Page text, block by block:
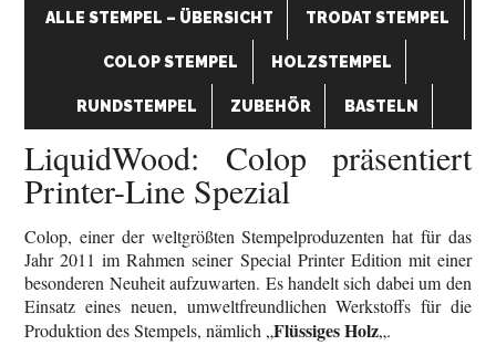
ALLE STEMPEL – ÜBERSICHT TRODAT STEMPEL
COLOP STEMPEL HOLZSTEMPEL
RUNDSTEMPEL ZUBEHÖR BASTELN
LiquidWood: Colop präsentiert
Printer-Line Spezial
Colop, einer der weltgrößten Stempelproduzenten hat für das
Jahr 2011 im Rahmen seiner Special Printer Edition mit einer
besonderen Neuheit aufzuwarten. Es handelt sich dabei um den
Einsatz eines neuen, umweltfreundlichen Werkstoffs für die
Produktion des Stempels, nämlich „Flüssiges Holz„.